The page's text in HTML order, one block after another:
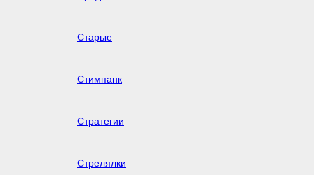
Старые
Стимпанк
Стратегии
Стрелялки